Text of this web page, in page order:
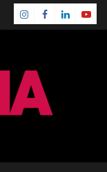
Instagram
Facebook
Linkedin